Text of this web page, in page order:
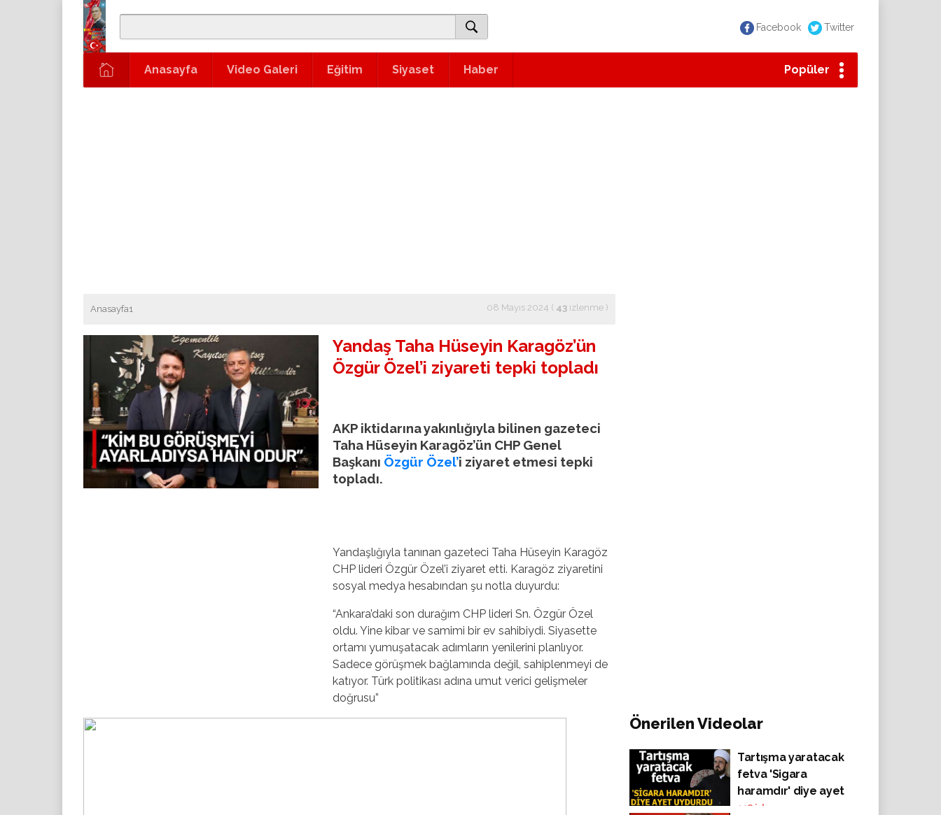
Facebook Twitter
Anasayfa Video Galeri Eğitim Siyaset Haber Popüler
Anasayfa1 08 Mayıs 2024 ( 43 izlenme )
Yandaş Taha Hüseyin Karagöz’ün
Özgür Özel’i ziyareti tepki topladı
AKP iktidarına yakınlığıyla bilinen gazeteci
Taha Hüseyin Karagöz’ün CHP Genel
Başkanı Özgür Özel’i ziyaret etmesi tepki
topladı.
Yandaşlığıyla tanınan gazeteci Taha Hüseyin Karagöz
CHP lideri Özgür Özel’i ziyaret etti. Karagöz ziyaretini
sosyal medya hesabından şu notla duyurdu:
“Ankara’daki son durağım CHP lideri Sn. Özgür Özel
oldu. Yine kibar ve samimi bir ev sahibiydi. Siyasette
ortamı yumuşatacak adımların yenilerini planlıyor.
Sadece görüşmek bağlamında değil, sahiplenmeyi de
katıyor. Türk politikası adına umut verici gelişmeler
doğrusu”
Önerilen Videolar
Tartışma yaratacak
fetva 'Sigara
haramdır' diye ayet
uydurdu!
128 izlenme